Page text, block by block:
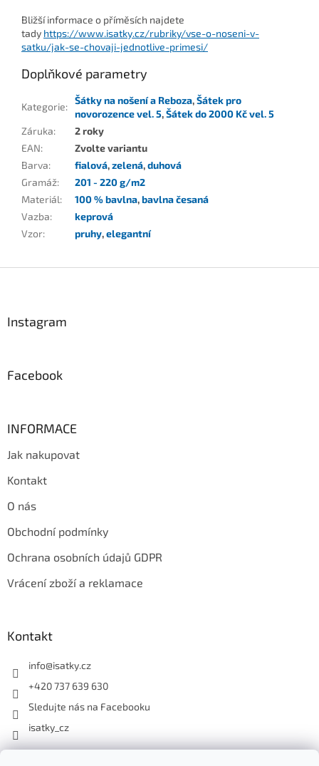
Bližší informace o příměsích najdete
tady https://www.isatky.cz/rubriky/vse-o-noseni-v-
satku/jak-se-chovaji-jednotlive-primesi/
Doplňkové parametry
Kategorie:
Šátky na nošení a Reboza,Šátek pro
novorozence vel. 5,Šátek do 2000 Kč vel. 5
Záruka:
2 roky
EAN:
Zvolte variantu
Barva: fialová,zelená,duhová
Gramáž:
201 - 220 g/m2
Materiál: 100 % bavlna,bavlna česaná
Vazba:
keprová
Vzor: pruhy,elegantní
Instagram
Facebook
INFORMACE
Jak nakupovat
Kontakt
O nás
Obchodní podmínky
Ochrana osobních údajů GDPR
Vrácení zboží a reklamace
Kontakt
info@isatky.cz
+420 737 639 630
Sledujte nás na Facebooku
isatky_cz